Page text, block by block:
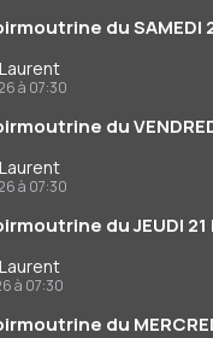
du SAMEDI
à 07:30
du
à 07:30
du JEUDI 21
à 07:30
du